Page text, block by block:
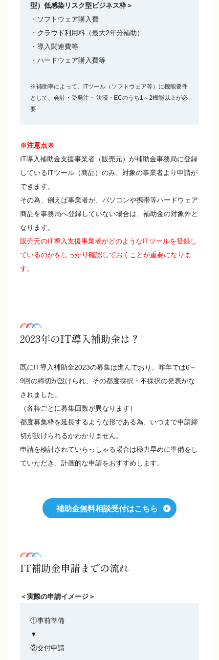
型）低感染リスク型ビジネス枠＞
・ソフトウェア購入費
・クラウド利用料（最大2年分補助）
・導入関連費等
・ハードウェア購入費等
※補助率によって、ITツール（ソフトウェア等）に機能要件
として、会計・受発注・ 決済・ECのうち1～2機能以上が必
要
※注意点※
IT導入補助金支援事業者（販売元）が補助金事務局に登録
しているITツール（商品）のみ、対象の事業者より申請が
できます。
その為、例えば事業者が、パソコンや携帯等ハードウェア
商品を事務局へ登録していない場合は、補助金の対象外と
なります。
販売元のIT導入支援事業者がどのようなITツールを登録し
ているのかをしっかり確認しておくことが重要になりま
す。
2023年のIT導入補助金は？
既にIT導入補助金2023の募集は進んでおり、昨年では6～
9回の締切が設けられ、その都度採択・不採択の発表がな
されました。
（各枠ごとに募集回数が異なります）
都度募集枠を延長するような形である為、いつまで申請締
切が設けられるかわかりません。
申請を検討されていらっしゃる場合は極力早めに準備をし
ていただき、計画的な申請をおすすめします。
補助金無料相談受付はこちら
IT補助金申請までの流れ
＜実際の申請イメージ＞
①事前準備
▼
②交付申請